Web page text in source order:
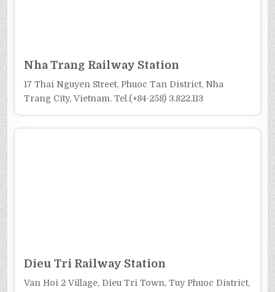
Nha Trang Railway Station
17 Thai Nguyen Street, Phuoc Tan District, Nha
Trang City, Vietnam. Tel.(+84-258) 3.822.113
Dieu Tri Railway Station
Van Hoi 2 Village, Dieu Tri Town, Tuy Phuoc District,